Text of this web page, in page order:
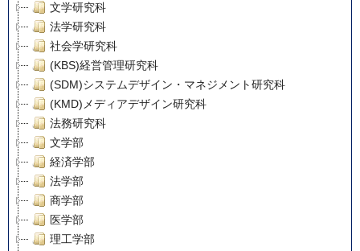
文学研究科
法学研究科
社会学研究科
(KBS)経営管理研究科
(SDM)システムデザイン・マネジメント研究科
(KMD)メディアデザイン研究科
法務研究科
文学部
経済学部
法学部
商学部
医学部
理工学部